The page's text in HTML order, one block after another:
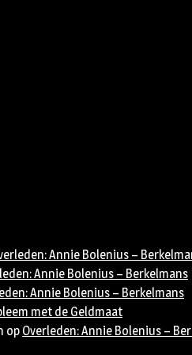
Annie Bolenius –
Annie Bolenius – Berkelmans
Annie Bolenius – Berkelmans
met de Geldmaat
op Overleden: Annie Bolenius –